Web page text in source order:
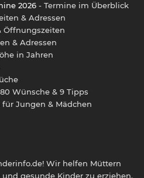
2026 - Termine im Überblick
& Adressen
Öffnungszeiten
& Adressen
in Jahren
Wünsche & 9 Tipps
Jungen & Mädchen
Wir helfen Müttern
gesunde Kinder zu erziehen.